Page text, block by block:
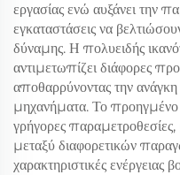
εργασίας ενώ αυξάνει την
εγκαταστάσεις να
δύναμης. Η πολυειδής
αντιμετωπίζει διάφορες
αποθαρρύνοντας την
μηχανήματα. Το προηγμένο
γρήγορες
μεταξύ διαφορετικών
χαρακτηριστικές ενέργειας